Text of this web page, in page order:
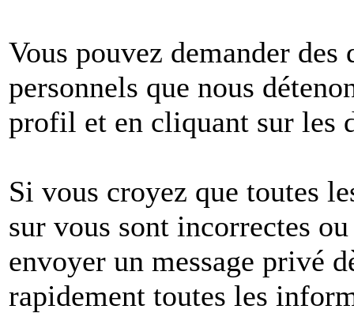
Vous pouvez demander
personnels que nous
profil et en cliquant sur les
Si vous croyez que toutes
sur vous sont incorrectes
envoyer un message privé
rapidement toutes les